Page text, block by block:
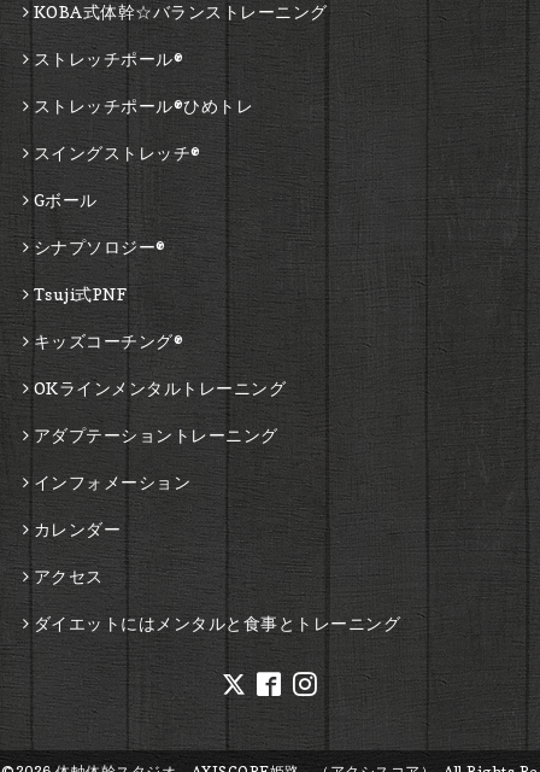
KOBA式体幹☆バランストレーニング
ストレッチポール®
ストレッチポール®ひめトレ
スイングストレッチ®
Gボール
シナプソロジー®
Tsuji式PNF
キッズコーチング®
OKラインメンタルトレーニング
アダプテーショントレーニング
インフォメーション
カレンダー
アクセス
ダイエットにはメンタルと食事とトレーニング